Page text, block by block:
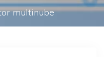
multinube